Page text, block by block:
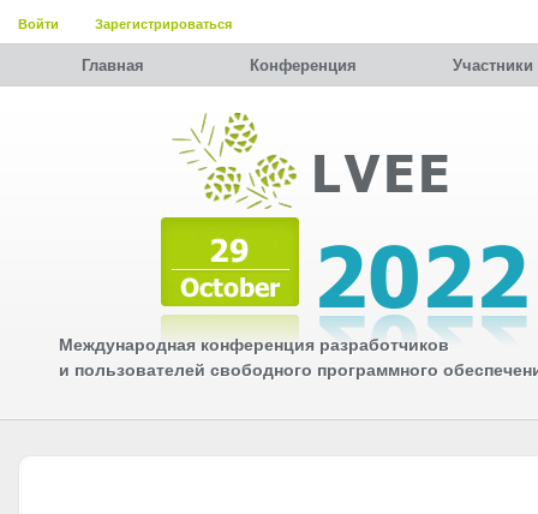
Войти Зарегистрироваться
Главная Конференция Участники
Международная конференция разработчиков
и пользователей свободного программного